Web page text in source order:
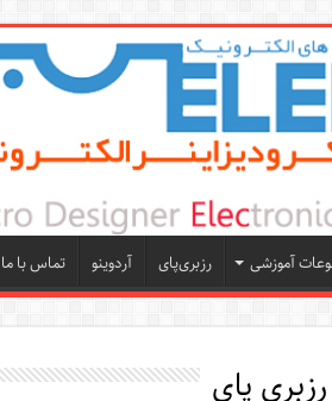
آموزشی رزبری‌پای آردوینو تماس با ما
پای